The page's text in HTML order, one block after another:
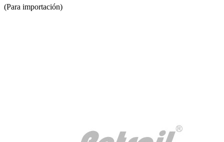
(Para importación)